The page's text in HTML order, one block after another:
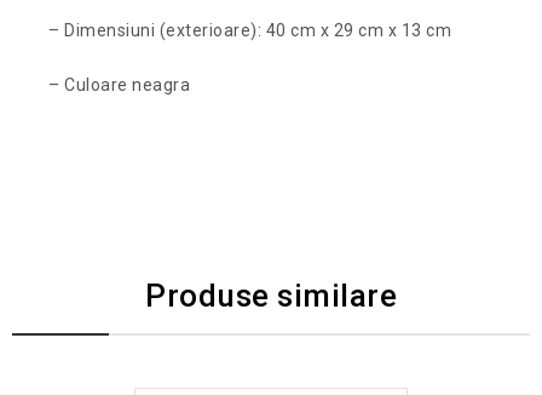
– Dimensiuni (exterioare): 40 cm x 29 cm x 13 cm
– Culoare neagra
Produse similare